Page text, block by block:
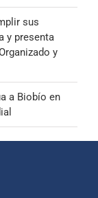
sus
y presenta
y
a Biobío en